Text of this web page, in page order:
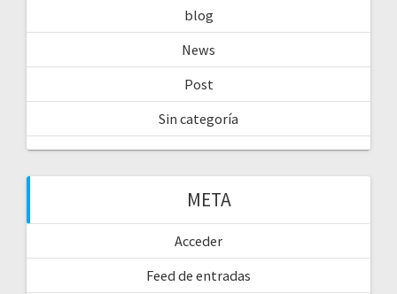
blog
News
Post
Sin categoría
META
Acceder
Feed de entradas